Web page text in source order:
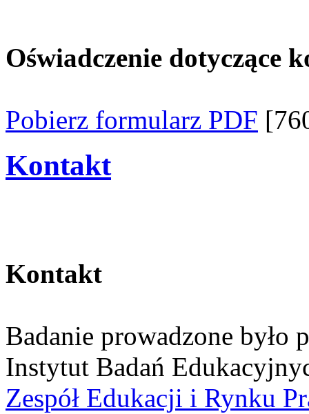
Oświadczenie dotyczące
Pobierz formularz PDF
Kontakt
Kontakt
Badanie prowadzone było
Instytut Badań
Zespół Edukacji i Rynku